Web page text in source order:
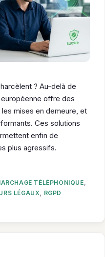
? Au-delà de
offre des
mises en demeure, et
Ces solutions
enfin de
plus agressifs.
TÉLÉPHONIQUE,
LÉGAUX, RGPD